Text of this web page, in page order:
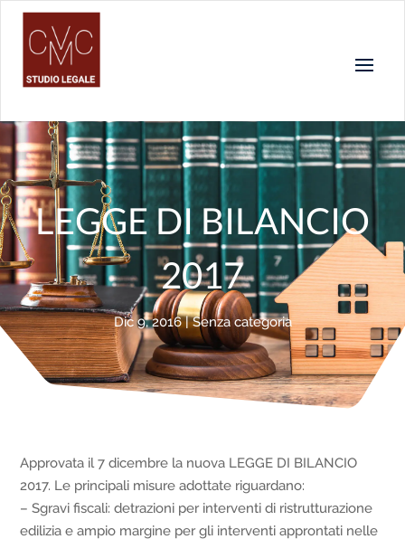
LEGGE DI BILANCIO
2017
Dic 9, 2016| Senza categoria
Approvata il 7 dicembre la nuova LEGGE DI BILANCIO
2017. Le principali misure adottate riguardano:
– Sgravi fiscali: detrazioni per interventi di ristrutturazione
edilizia e ampio margine per gli interventi approntati nelle